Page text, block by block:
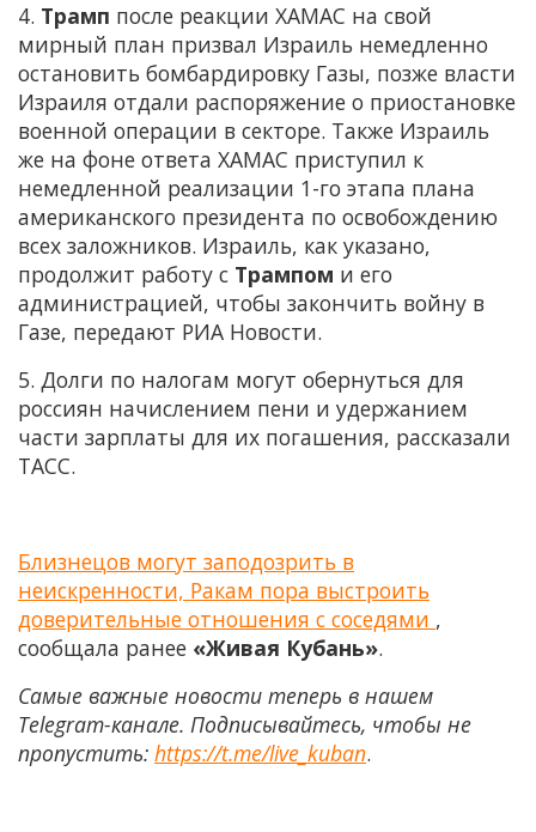
4. Трамп после реакции ХАМАС на свой
мирный план призвал Израиль немедленно
остановить бомбардировку Газы, позже власти
Израиля отдали распоряжение о приостановке
военной операции в секторе. Также Израиль
же на фоне ответа ХАМАС приступил к
немедленной реализации 1-го этапа плана
американского президента по освобождению
всех заложников. Израиль, как указано,
продолжит работу с Трампом и его
администрацией, чтобы закончить войну в
Газе, передают РИА Новости.
5. Долги по налогам могут обернуться для
россиян начислением пени и удержанием
части зарплаты для их погашения, рассказали
ТАСС.
Близнецов могут заподозрить в
неискренности, Ракам пора выстроить
доверительные отношения с соседями ,
сообщала ранее «Живая Кубань».
Самые важные новости теперь в нашем
Telegram-канале. Подписывайтесь, чтобы не
пропустить: https://t.me/live_kuban.